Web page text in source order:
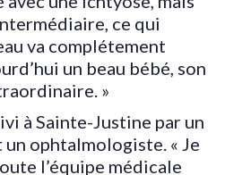
ce qui
va complétement
un beau bébé, son
»
à Sainte-Justine par un
ophtalmologiste. « Je
l’équipe médicale